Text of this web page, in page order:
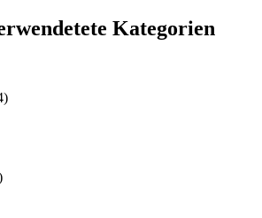
Kategorien